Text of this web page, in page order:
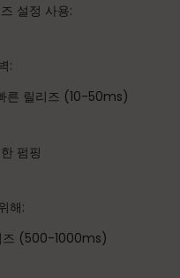
설정 사용:
:
른 릴리즈 (10-50ms)
펌핑
해:
즈 (500-1000ms)